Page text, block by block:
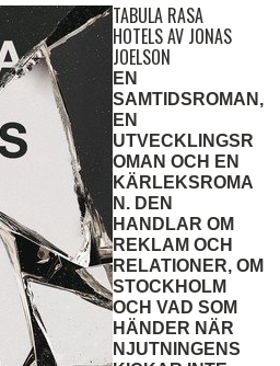
TABULA RASA
HOTELS AV JONAS
JOELSON
EN
SAMTIDSROMAN,
EN
UTVECKLINGSR
OMAN OCH EN
KÄRLEKSROMA
N. DEN
HANDLAR OM
REKLAM OCH
RELATIONER, OM
STOCKHOLM
OCH VAD SOM
HÄNDER NÄR
NJUTNINGENS